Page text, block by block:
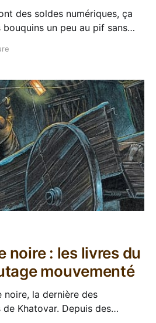
des soldes numériques, ça
un peu au pif sans
de sortir un peu de sa zone de
noire : les livres du
mouvementé
noire, la dernière des
Khatovar. Depuis des